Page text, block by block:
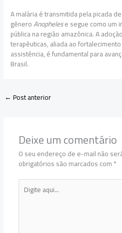
A malária é transmitida pela picada
gêneroAnophelese segue como um
pública na região amazônica. A
terapêuticas, aliada ao
assistência, é fundamental para
Brasil.
←Post anterior
Deixe um comentário
O seu endereço de e-mail não
obrigatórios são marcados com*
Digite
aqui...